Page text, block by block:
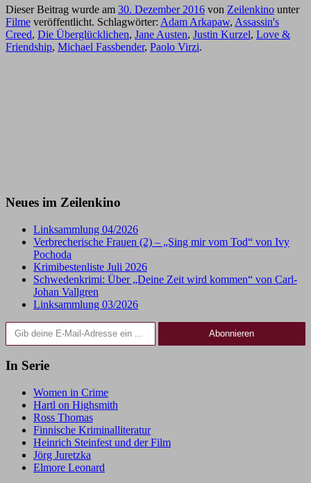
Dieser Beitrag wurde am 30. Dezember 2016 von Zeilenkino unter
Filme veröffentlicht. Schlagwörter: Adam Arkapaw, Assassin's
Creed, Die Überglücklichen, Jane Austen, Justin Kurzel, Love &
Friendship, Michael Fassbender, Paolo Virzi.
Neues im Zeilenkino
Linksammlung 04/2026
Verbrecherische Frauen (2) – „Sing mir vom Tod“ von Ivy
Pochoda
Krimibestenliste Juli 2026
Schwedenkrimi: Über „Deine Zeit wird kommen“ von Carl-
Johan Vallgren
Linksammlung 03/2026
Gib deine E-Mail-Adresse ein ...
Abonnieren
In Serie
Women in Crime
Hartl on Highsmith
Ross Thomas
Finnische Kriminalliteratur
Heinrich Steinfest und der Film
Jörg Juretzka
Elmore Leonard